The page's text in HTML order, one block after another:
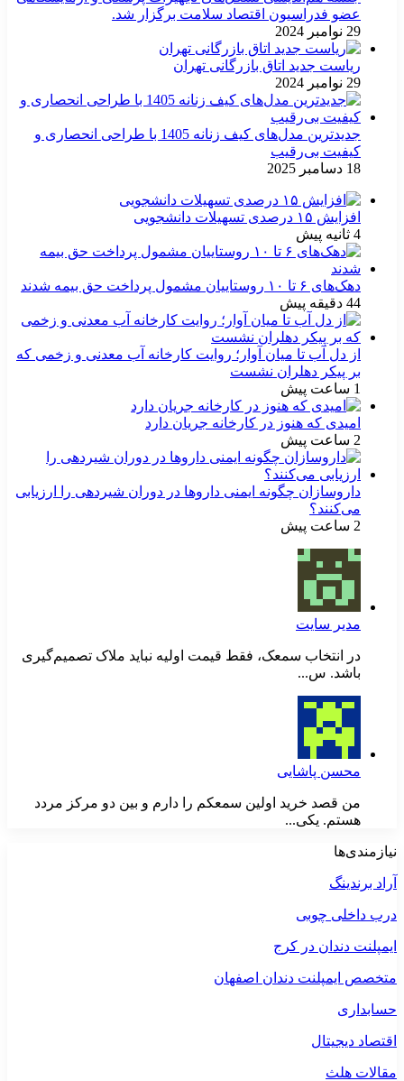
عضو فدراسیون اقتصاد سلامت برگزار شد.
29 نوامبر 2024
ریاست جدید اتاق بازرگانی تهران
29 نوامبر 2024
جدیدترین مدل‌های کیف زنانه 1405 با طراحی انحصاری و
کیفیت بی‌رقیب
18 دسامبر 2025
افزایش ۱۵ درصدی تسهیلات دانشجویی
4 ثانیه پیش
دهک‌های ۶ تا ۱۰ روستاییان مشمول پرداخت حق بیمه شدند
44 دقیقه پیش
از دل آب تا میان آوار؛ روایت کارخانه آب معدنی و زخمی که
بر پیکر دهلران نشست
1 ساعت پیش
امیدی که هنوز در کارخانه جریان دارد
2 ساعت پیش
داروسازان چگونه ایمنی داروها در دوران شیردهی را ارزیابی
می‌کنند؟
2 ساعت پیش
مدیر سایت
در انتخاب سمعک، فقط قیمت اولیه نباید ملاک تصمیم‌گیری
باشد. س...
محسن پاشایی
من قصد خرید اولین سمعکم را دارم و بین دو مرکز مردد
هستم. یکی...
نیازمندی‌ها
آراد برندینگ
درب داخلی چوبی
ایمپلنت دندان در کرج
متخصص ایمپلنت دندان اصفهان
حسابداری
اقتصاد دیجیتال
مقالات هلث